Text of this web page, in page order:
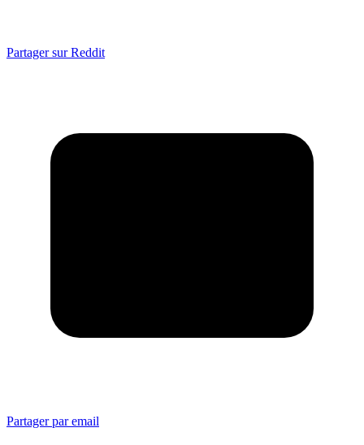
Partager sur Reddit
Partager par email